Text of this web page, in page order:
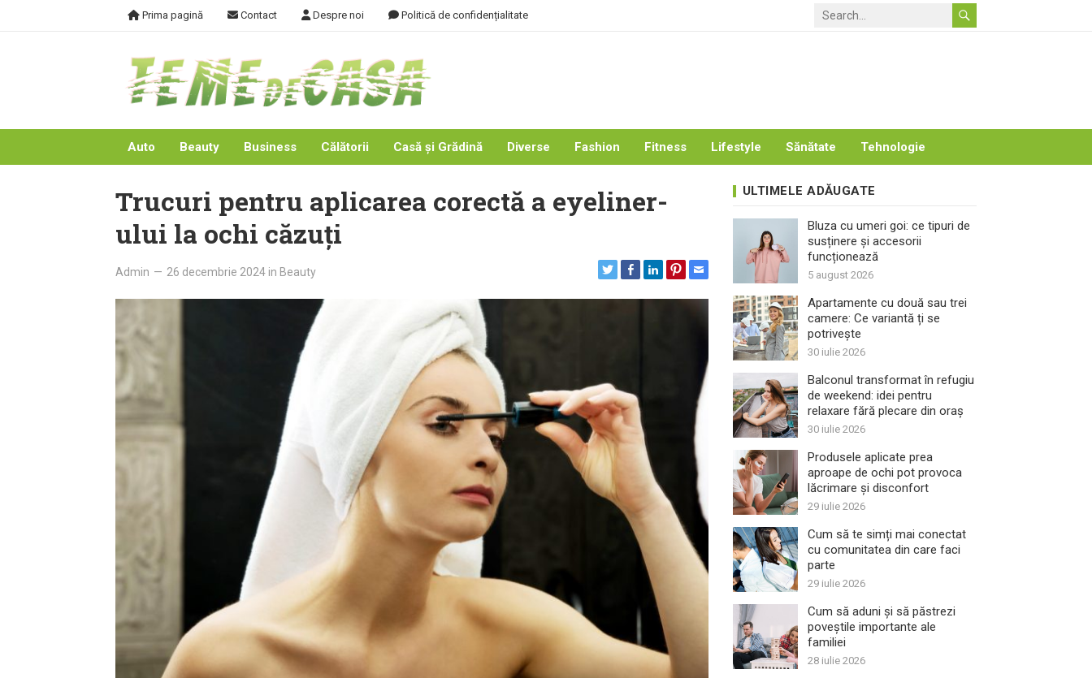
Prima pagină Contact Despre noi Politică de confidențialitate
Auto Beauty Business Călătorii Casă și Grădină Diverse Fashion Fitness Lifestyle Sănătate Tehnologie
Trucuri pentru aplicarea corectă a eyeliner-
ului la ochi căzuți
Admin — 26 decembrie 2024 in Beauty
ULTIMELE ADĂUGATE
Bluza cu umeri goi: ce tipuri de
susținere și accesorii
funcționează
5 august 2026
Apartamente cu două sau trei
camere: Ce variantă ți se
potrivește
30 iulie 2026
Balconul transformat în refugiu
de weekend: idei pentru
relaxare fără plecare din oraș
30 iulie 2026
Produsele aplicate prea
aproape de ochi pot provoca
lăcrimare și disconfort
29 iulie 2026
Cum să te simți mai conectat
cu comunitatea din care faci
parte
29 iulie 2026
Cum să aduni și să păstrezi
poveștile importante ale
familiei
28 iulie 2026